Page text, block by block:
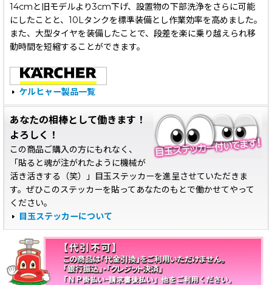
14cmと旧モデルより3cm下げ、設置物の下部洗浄をさらに可能
にしたことと、10Lタンクを標準装備とし作業効率を高めました。
また、大型タイヤを装備したことで、段差を楽に乗り越えられ移
動時間を短縮することができます。
ケルヒャー製品一覧
あなたの相棒として働きます！
よろしく！
この商品ご購入の方にもれなく、
「貼ると魂が注がれたように機械が
活き活きする（笑）」目玉ステッカーを進呈させていただきま
す。ぜひこのステッカーを貼ってあなたのもとで働かせてやって
ください。
目玉ステッカーについて